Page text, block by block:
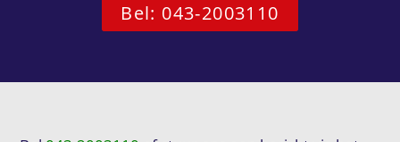
Bel: 043-2003110